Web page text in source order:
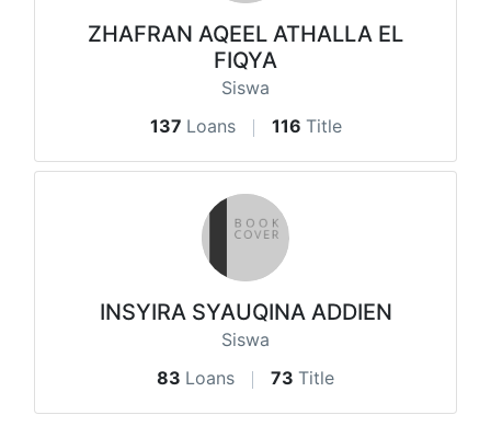
ZHAFRAN AQEEL ATHALLA EL
FIQYA
Siswa
137 Loans 116 Title
INSYIRA SYAUQINA ADDIEN
Siswa
83 Loans 73 Title